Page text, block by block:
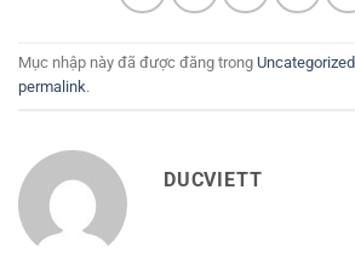
Mục nhập này đã được đăng trong Uncategorized
permalink.
DUCVIETT